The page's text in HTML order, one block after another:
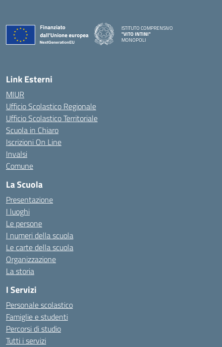
ISTITUTO COMPRENSIVO
"VITO INTINI"
MONOPOLI
Link Esterni
MIUR
Ufficio Scolastico Regionale
Ufficio Scolastico Territoriale
Scuola in Chiaro
Iscrizioni On Line
Invalsi
Comune
La Scuola
Presentazione
I luoghi
Le persone
I numeri della scuola
Le carte della scuola
Organizzazione
La storia
I Servizi
Personale scolastico
Famiglie e studenti
Percorsi di studio
Tutti i servizi